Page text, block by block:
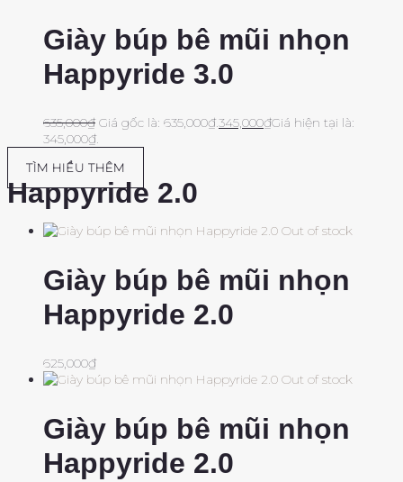
Giày búp bê mũi nhọn
Happyride 3.0
635,000₫ Giá gốc là: 635,000₫.345,000₫Giá hiện tại là:
345,000₫.
TÌM HIỂU THÊM
Happyride 2.0
Out of stock
Giày búp bê mũi nhọn
Happyride 2.0
625,000₫
Out of stock
Giày búp bê mũi nhọn
Happyride 2.0